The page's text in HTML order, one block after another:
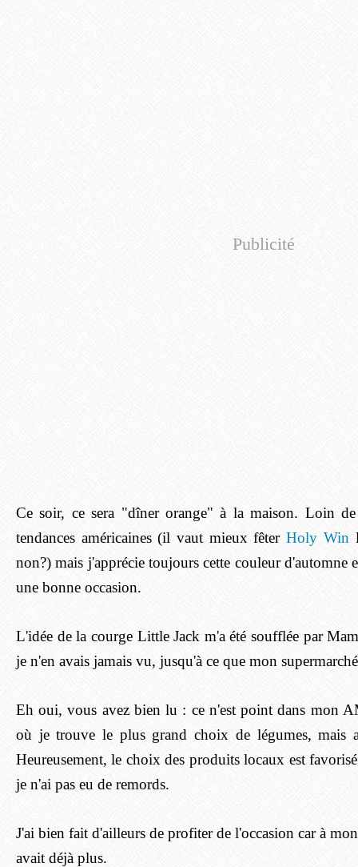
Publicité
Ce soir, ce sera "dîner orange" à la maison. Loin
tendances américaines (il vaut mieux fêterHoly Win
non?) mais j'apprécie toujours cette couleur d'automne
une bonne occasion.
L'idée de la courge Little Jack m'a été soufflée par
je n'en avais jamais vu, jusqu'à ce que mon
Eh oui, vous avez bien lu : ce n'est point dans mon
où je trouve le plus grand choix de légumes, mais
Heureusement, le choix des produits locaux est
je n'ai pas eu de remords.
J'ai bien fait d'ailleurs de profiter de l'occasion car à
avait déjà plus.